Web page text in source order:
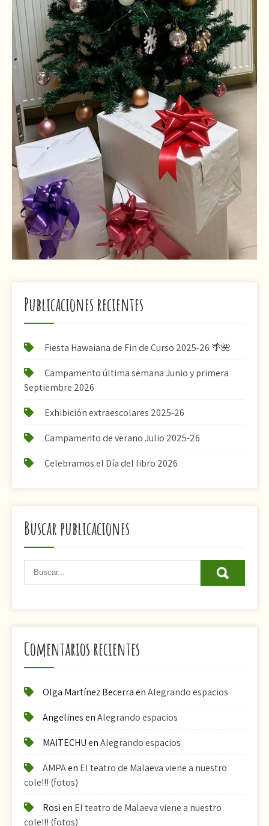
Publicaciones recientes
Fiesta Hawaiana de Fin de Curso 2025-26 🌴🌺
Campamento última semana Junio y primera
Septiembre 2026
Exhibición extraescolares 2025-26
Campamento de verano Julio 2025-26
Celebramos el Día del libro 2026
Buscar publicaciones
Comentarios recientes
Olga Martínez BecerraenAlegrando espacios
AngelinesenAlegrando espacios
MAITECHUenAlegrando espacios
AMPAen El teatro de Malaeva viene a nuestro
cole!!! (fotos)
Rosien El teatro de Malaeva viene a nuestro
cole!!! (fotos)